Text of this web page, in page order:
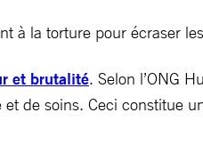
à la torture pour écraser
et brutalité. Selon l’ONG
de soins. Ceci constitue